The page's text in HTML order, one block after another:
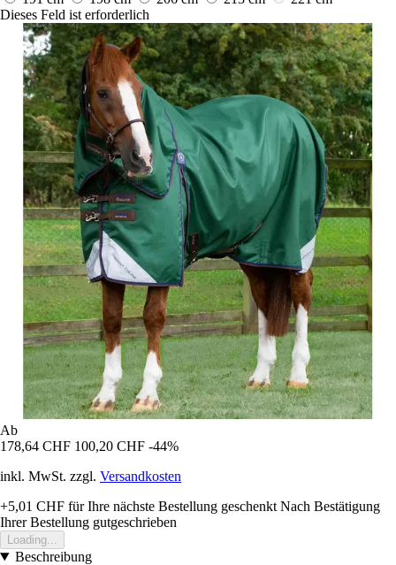
Dieses Feld ist erforderlich
Ab
178,64 CHF 100,20 CHF -44%
inkl. MwSt. zzgl. Versandkosten
+5,01 CHF für Ihre nächste Bestellung geschenkt Nach Bestätigung
Ihrer Bestellung gutgeschrieben
Loading...
Beschreibung